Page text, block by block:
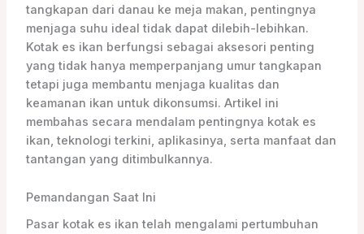
tangkapan dari danau ke meja makan, pentingnya
menjaga suhu ideal tidak dapat dilebih-lebihkan.
Kotak es ikan berfungsi sebagai aksesori penting
yang tidak hanya memperpanjang umur tangkapan
tetapi juga membantu menjaga kualitas dan
keamanan ikan untuk dikonsumsi. Artikel ini
membahas secara mendalam pentingnya kotak es
ikan, teknologi terkini, aplikasinya, serta manfaat dan
tantangan yang ditimbulkannya.
Pemandangan Saat Ini
Pasar kotak es ikan telah mengalami pertumbuhan